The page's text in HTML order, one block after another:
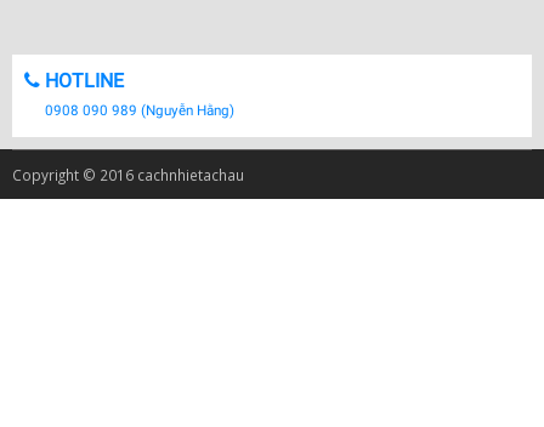
HOTLINE
0908 090 989 (Nguyễn Hằng)
Copyright © 2016 cachnhietachau